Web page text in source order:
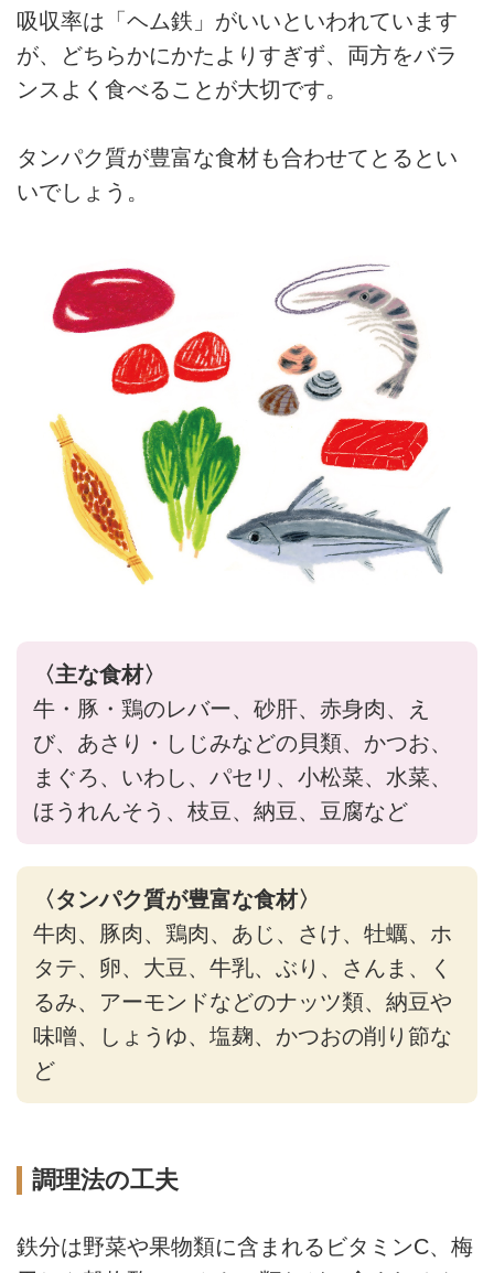
吸収率は「ヘム鉄」がいいといわれています
が、どちらかにかたよりすぎず、両方をバラ
ンスよく食べることが大切です。
タンパク質が豊富な食材も合わせてとるとい
いでしょう。
〈主な食材〉
牛・豚・鶏のレバー、砂肝、赤身肉、え
び、あさり・しじみなどの貝類、かつお、
まぐろ、いわし、パセリ、小松菜、水菜、
ほうれんそう、枝豆、納豆、豆腐など
〈タンパク質が豊富な食材〉
牛肉、豚肉、鶏肉、あじ、さけ、牡蠣、ホ
タテ、卵、大豆、牛乳、ぶり、さんま、く
るみ、アーモンドなどのナッツ類、納豆や
味噌、しょうゆ、塩麹、かつおの削り節な
ど
調理法の工夫
鉄分は野菜や果物類に含まれるビタミンC、梅